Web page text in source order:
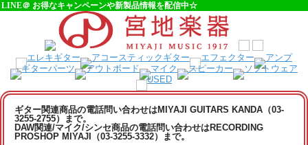
LINE＠ お得なキャンペーンや新製品情報を配信中☆
ギター関連商品の電話問い合わせはMIYAJI GUITARS KANDA（03-
3255-2755）まで。
DAW関連/マイク/シンセ商品の電話問い合わせはRECORDING
PROSHOP MIYAJI（03-3255-3332）まで。